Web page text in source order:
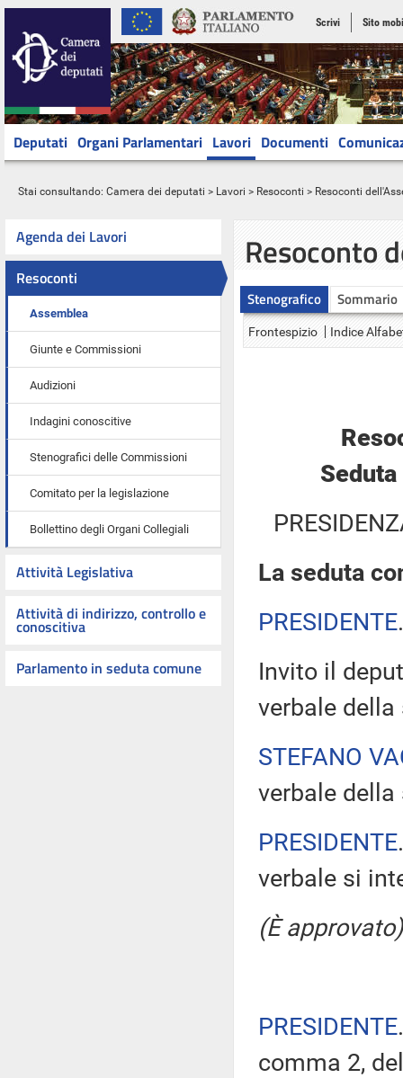
Scrivi Sito
Deputati Organi Parlamentari Lavori Documenti
Stai consultando: Camera dei deputati > Lavori > Resoconti > Resoconti
Agenda dei Lavori
Resoconti
Assemblea
Giunte e Commissioni
Audizioni
Indagini conoscitive
Stenografici delle Commissioni
Comitato per la legislazione
Bollettino degli Organi Collegiali
Attività Legislativa
Attività di indirizzo, controllo e
conoscitiva
Parlamento in seduta comune
Resoconto
Stenografico Sommario
Frontespizio Indice
La seduta
PRESIDENTE
Invito il
verbale della
STEFANO
verbale
PRESIDENTE
verbale si
(È approvato)
PRESIDENTE
comma 2,